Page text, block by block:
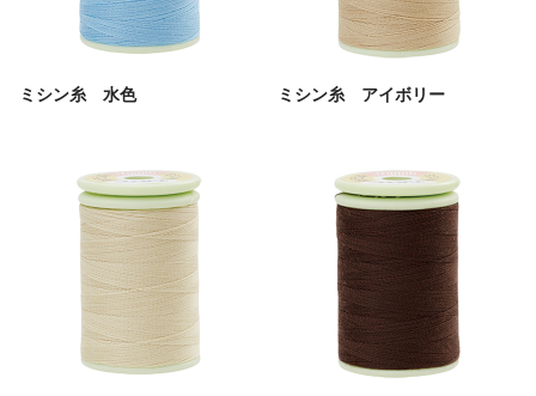
ミシン糸 水色 ミシン糸 アイボリー